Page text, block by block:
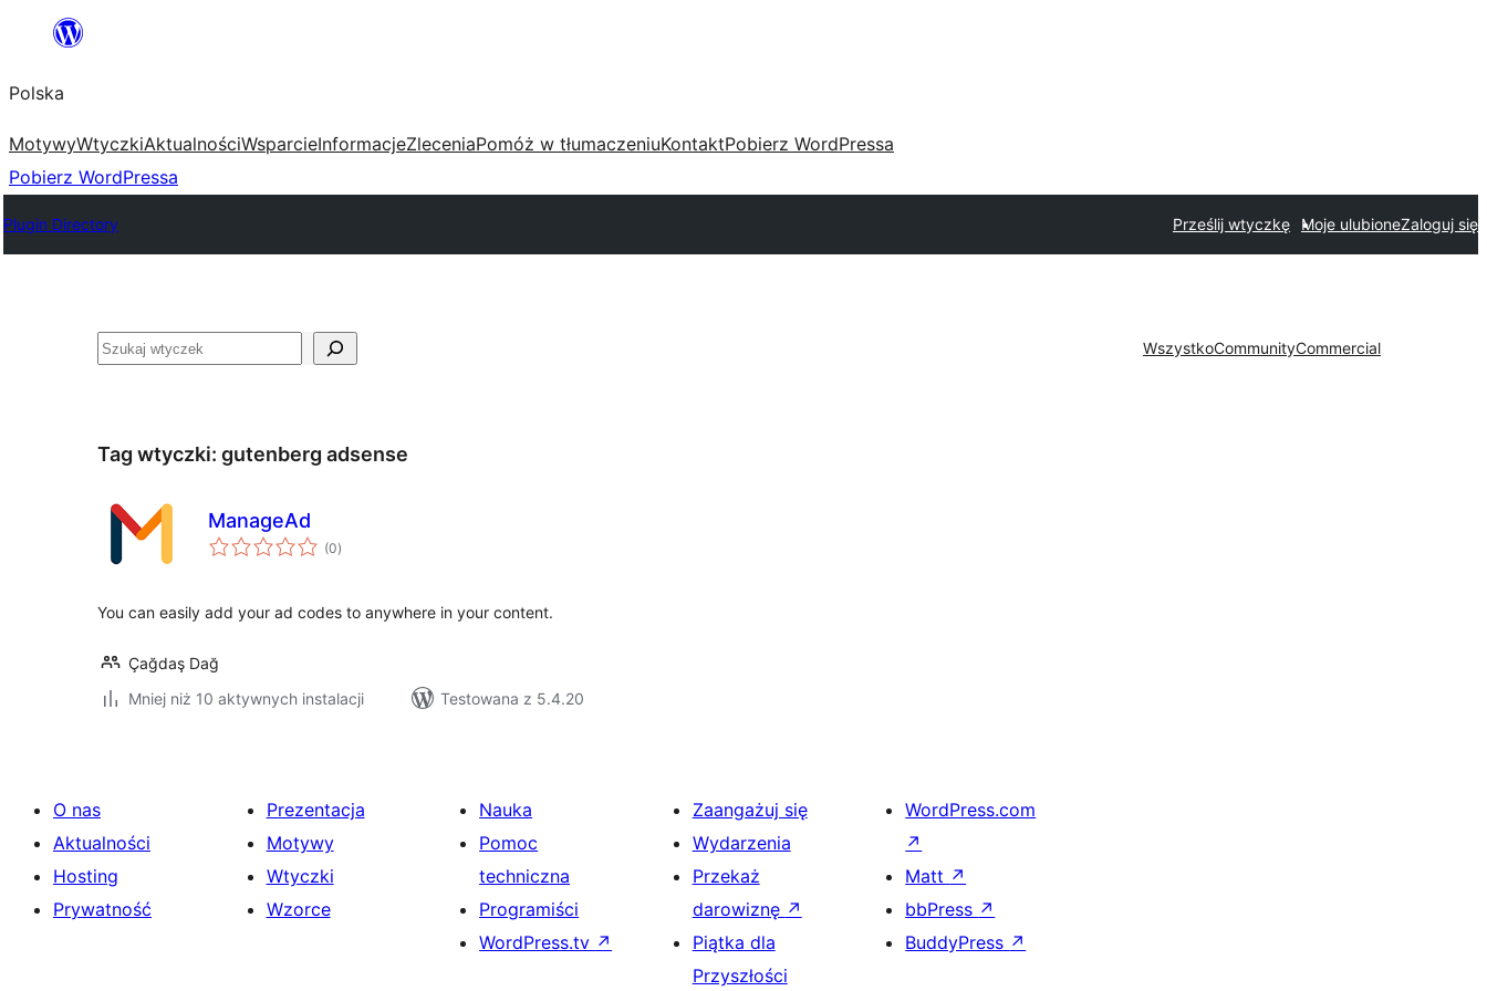
Przejdź
treści
Polska
MotywyWtyczkiAktualnościWsparcieInformacjeZleceniaPomóż w tłumaczeniuKontaktPobierz WordPressa
Pobierz WordPressa
Plugin Directory Prześlij wtyczkę Moje ulubioneZaloguj się
Szukaj WszystkoCommunityCommercial
Tag wtyczki: gutenberg adsense
ManageAd
(0wszystkich
ocen
)
You can easily add your ad codes to anywhere in your content.
Çağdaş Dağ
Mniej niż 10 aktywnych instalacji
Testowana z 5.4.20
O nas
Aktualności
Hosting
Prywatność
Prezentacja
Motywy
Wtyczki
Wzorce
Nauka
Pomoc
techniczna
Programiści
WordPress.tv ↗
Zaangażuj się
Wydarzenia
Przekaż
darowiznę ↗
Piątka dla
Przyszłości
WordPress.com
↗
Matt ↗
bbPress ↗
BuddyPress ↗